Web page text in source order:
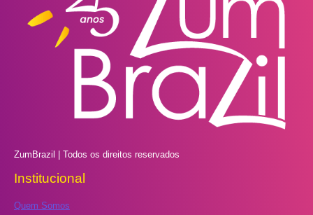
ZumBrazil | Todos os direitos reservados
Institucional
Quem Somos